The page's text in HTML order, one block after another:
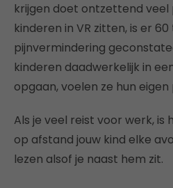
krijgen doet ontzettend veel
kinderen in VR zitten, is er
pijnvermindering
kinderen daadwerkelijk in
opgaan, voelen ze hun eigen
Als je veel reist voor werk, is
op afstand jouw kind elke
lezen alsof je naast hem zit.